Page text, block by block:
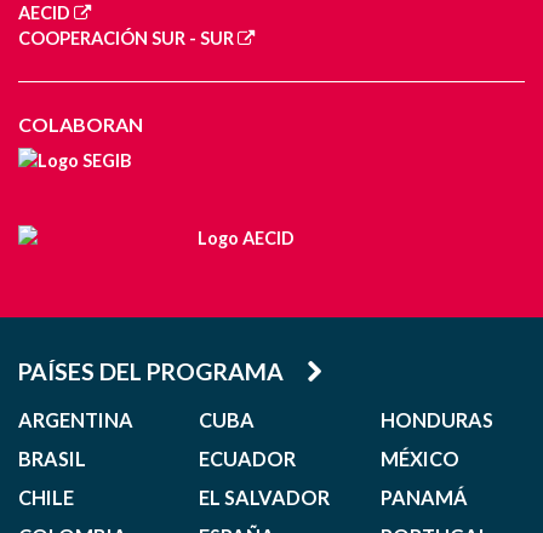
AECID
COOPERACIÓN SUR - SUR
COLABORAN
PAÍSES DEL PROGRAMA
ARGENTINA
BRASIL
CHILE
CUBA
ECUADOR
EL SALVADOR
HONDURAS
MÉXICO
PANAMÁ